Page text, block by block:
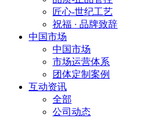
匠心-世纪工艺
祝福 · 品牌致辞
中国市场
中国市场
市场运营体系
团体定制案例
互动资讯
全部
公司动态